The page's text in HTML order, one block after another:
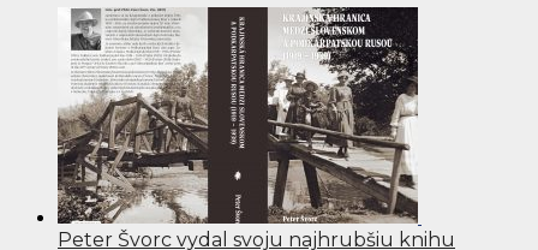
Peter Švorc vydal svoju najhrubšiu knihu